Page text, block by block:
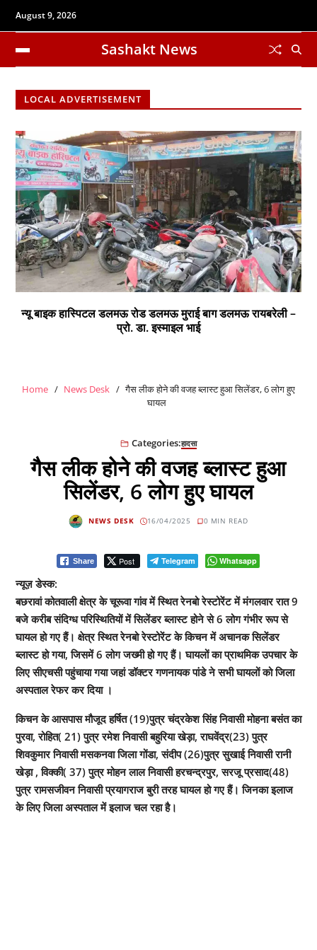
August 9, 2026
Sashakt News
LOCAL ADVERTISEMENT
न्यू बाइक हास्पिटल डलमऊ रोड डलमऊ मुराई बाग डलमऊ रायबरेली –
प्रो. डा. इस्माइल भाई
Home News Desk
गैस लीक होने की वजह ब्लास्ट हुआ सिलेंडर, 6 लोग हुए
घायल
Categories:हादसा
गैस लीक होने की वजह ब्लास्ट हुआ
सिलेंडर, 6 लोग हुए घायल
NEWS DESK 16/04/2025 0 MIN READ
Share Post Telegram Whatsapp
न्यूज़ डेस्क:
बछरावां कोतवाली क्षेत्र के चूरूवा गांव में स्थित रेनबो रेस्टोरेंट में मंगलवार रात 9
बजे करीब संदिग्ध परिस्थितियों में सिलेंडर ब्लास्ट होने से 6 लोग गंभीर रूप से
घायल हो गए हैं। क्षेत्र स्थित रेनबो रेस्टोरेंट के किचन में अचानक सिलेंडर
ब्लास्ट हो गया, जिसमें 6 लोग जख्मी हो गए हैं। घायलों का प्राथमिक उपचार के
लिए सीएचसी पहुंचाया गया जहां डॉक्टर गणनायक पांडे ने सभी घायलों को जिला
अस्पताल रेफर कर दिया ।
किचन के आसपास मौजूद हर्षित (19)पुत्र चंद्रकेश सिंह निवासी मोहना बसंत का
पुरवा, रोहित( 21) पुत्र रमेश निवासी बहुरिया खेड़ा, राघवेंद्र(23) पुत्र
शिवकुमार निवासी मसकनवा जिला गोंडा, संदीप (26)पुत्र सुखाई निवासी रानी
खेड़ा , विक्की( 37) पुत्र मोहन लाल निवासी हरचन्द्रपुर, सरजू प्रसाद(48)
पुत्र रामसजीवन निवासी प्रयागराज बुरी तरह घायल हो गए हैं। जिनका इलाज
के लिए जिला अस्पताल में इलाज चल रहा है।